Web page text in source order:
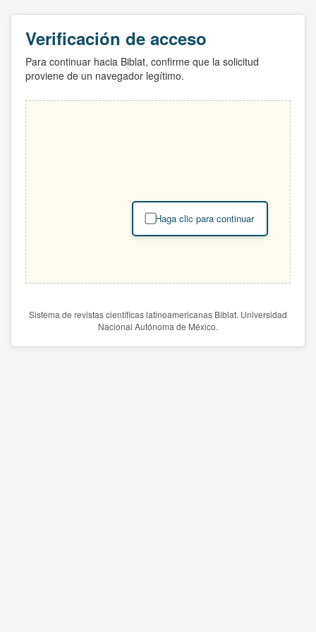
Verificación de acceso
Para continuar hacia Biblat, confirme que la solicitud
proviene de un navegador legítimo.
Haga clic para continuar
Sistema de revistas científicas latinoamericanas Biblat. Universidad
Nacional Autónoma de México.